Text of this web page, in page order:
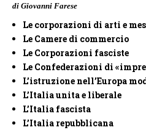
di Giovanni Farese
Le corporazioni di arti e
Le Camere di commercio
Le Corporazioni fasciste
Le Confederazioni di
L’istruzione nell’Europa
L’Italia unita e liberale
L’Italia fascista
L’Italia repubblicana